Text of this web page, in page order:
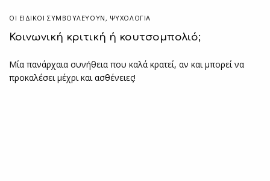
ΟΙ ΕΙΔΙΚΟΊ ΣΥΜΒΟΥΛΕΎΟΥΝ , ΨΥΧΟΛΟΓΙΑ
Κοινωνική κριτική ή κουτσομπολιό;
Μία πανάρχαια συνήθεια που καλά κρατεί, αν και μπορεί να
προκαλέσει μέχρι και ασθένειες!